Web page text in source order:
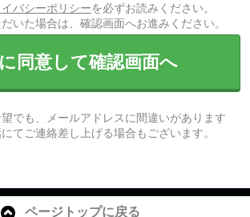
バシーポリシーを必ずお読みください。
いた場合は、確認画面へお進みください。
同意して確認画面へ
でも、メールアドレスに間違いがあります
てご連絡差し上げる場合もございます。
ページトップに戻る